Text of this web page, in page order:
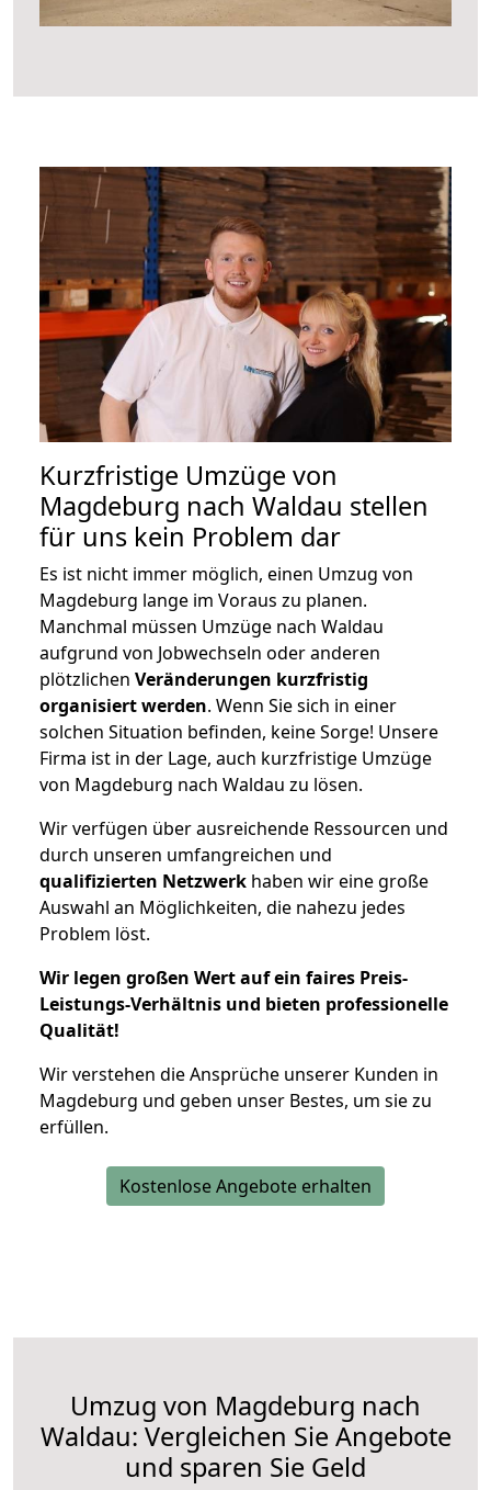
Kurzfristige Umzüge von
Magdeburg nach Waldau stellen
für uns kein Problem dar
Es ist nicht immer möglich, einen Umzug von
Magdeburg lange im Voraus zu planen.
Manchmal müssen Umzüge nach Waldau
aufgrund von Jobwechseln oder anderen
plötzlichen Veränderungen kurzfristig
organisiert werden. Wenn Sie sich in einer
solchen Situation befinden, keine Sorge! Unsere
Firma ist in der Lage, auch kurzfristige Umzüge
von Magdeburg nach Waldau zu lösen.
Wir verfügen über ausreichende Ressourcen und
durch unseren umfangreichen und
qualifizierten Netzwerk haben wir eine große
Auswahl an Möglichkeiten, die nahezu jedes
Problem löst.
Wir legen großen Wert auf ein faires Preis-
Leistungs-Verhältnis und bieten professionelle
Qualität!
Wir verstehen die Ansprüche unserer Kunden in
Magdeburg und geben unser Bestes, um sie zu
erfüllen.
Kostenlose Angebote erhalten
Umzug von Magdeburg nach
Waldau: Vergleichen Sie Angebote
und sparen Sie Geld